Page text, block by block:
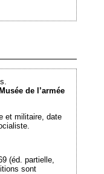
de l’armée
et militaire, date
(éd. partielle,
sont